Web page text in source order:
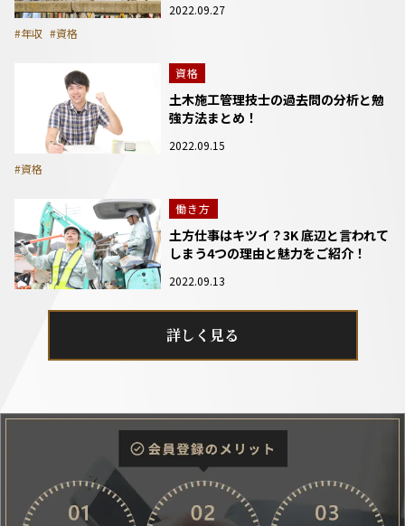
2022.09.27
#年収 #資格
資格
土木施工管理技士の過去問の分析と勉
強方法まとめ！
2022.09.15
#資格
働き方
土方仕事はキツイ？3K 底辺と言われて
しまう4つの理由と魅力をご紹介！
2022.09.13
詳しく見る